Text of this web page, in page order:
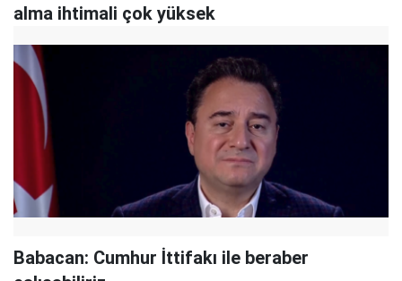
alma ihtimali çok yüksek
Babacan: Cumhur İttifakı ile beraber